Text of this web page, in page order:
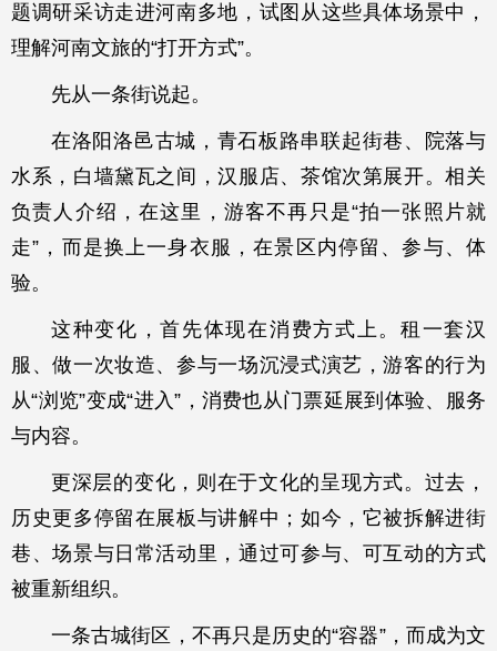
题调研采访走进河南多地，试图从这些具体场景中，
理解河南文旅的“打开方式”。
先从一条街说起。
在洛阳洛邑古城，青石板路串联起街巷、院落与
水系，白墙黛瓦之间，汉服店、茶馆次第展开。相关
负责人介绍，在这里，游客不再只是“拍一张照片就
走”，而是换上一身衣服，在景区内停留、参与、体
验。
这种变化，首先体现在消费方式上。租一套汉
服、做一次妆造、参与一场沉浸式演艺，游客的行为
从“浏览”变成“进入”，消费也从门票延展到体验、服务
与内容。
更深层的变化，则在于文化的呈现方式。过去，
历史更多停留在展板与讲解中；如今，它被拆解进街
巷、场景与日常活动里，通过可参与、可互动的方式
被重新组织。
一条古城街区，不再只是历史的“容器”，而成为文